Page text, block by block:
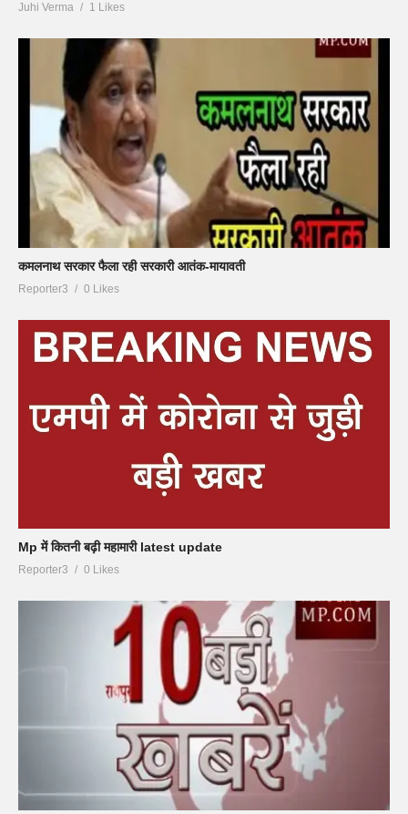
Juhi Verma 1 Likes
कमलनाथ सरकार फैला रही सरकारी आतंक-मायावती
Reporter3 0 Likes
Mp में कितनी बढ़ी महामारी latest update
Reporter3 0 Likes